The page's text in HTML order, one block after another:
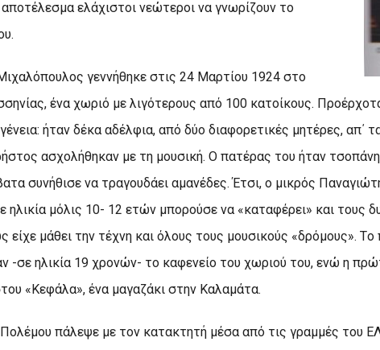
ελάχιστοι νεώτεροι να γνωρίζουν το
γεννήθηκε στις 24 Mαρτίου 1924 στο
ένα χωριό με λιγότερους από 100 κατοίκους.
ήταν δέκα αδέλφια, από δύο διαφορετικές μητέρες, απ΄
ασχολήθηκαν με τη μουσική. O πατέρας του ήταν
συνήθισε να τραγουδάει αμανέδες. Έτσι, ο μικρός
ηλικία μόλις 10- 12 ετών μπορούσε να «καταφέρει» και τους
είχε μάθει την τέχνη και όλους τους μουσικούς «δρόμους».
-σε ηλικία 19 χρονών- το καφενείο του χωριού του, ενώ η
«Kεφάλα», ένα μαγαζάκι στην Kαλαμάτα.
πάλεψε με τον κατακτητή μέσα από τις γραμμές του